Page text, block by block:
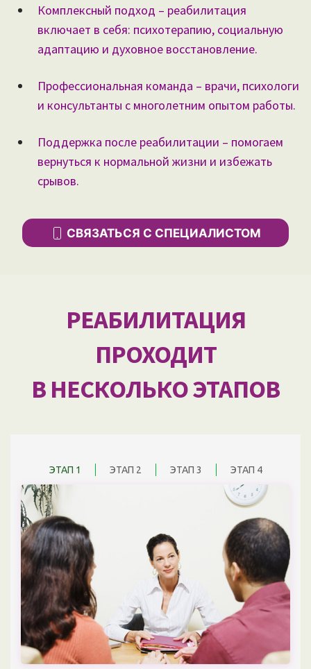
Комплексный подход – реабилитация
включает в себя: психотерапию, социальную
адаптацию и духовное восстановление.
Профессиональная команда – врачи, психологи
и консультанты с многолетним опытом работы.
Поддержка после реабилитации – помогаем
вернуться к нормальной жизни и избежать
срывов.
СВЯЗАТЬСЯ С СПЕЦИАЛИСТОМ
РЕАБИЛИТАЦИЯ
ПРОХОДИТ
В НЕСКОЛЬКО ЭТАПОВ
ЭТАП 1 ЭТАП 2 ЭТАП 3 ЭТАП 4